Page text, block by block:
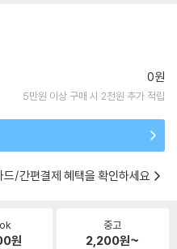
0원
5만원 이상 구매 시 2천원 추가 적립
드/간편결제 혜택을 확인하세요
원
중고
2,200원~